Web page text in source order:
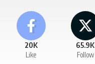
20K
Like
65.9K
Follow